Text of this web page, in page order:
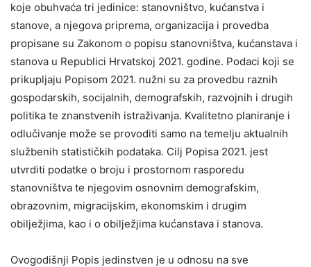
koje obuhvaća tri jedinice: stanovništvo, kućanstva i
stanove, a njegova priprema, organizacija i provedba
propisane su Zakonom o popisu stanovništva, kućanstava i
stanova u Republici Hrvatskoj 2021. godine. Podaci koji se
prikupljaju Popisom 2021. nužni su za provedbu raznih
gospodarskih, socijalnih, demografskih, razvojnih i drugih
politika te znanstvenih istraživanja. Kvalitetno planiranje i
odlučivanje može se provoditi samo na temelju aktualnih
službenih statističkih podataka. Cilj Popisa 2021. jest
utvrditi podatke o broju i prostornom rasporedu
stanovništva te njegovim osnovnim demografskim,
obrazovnim, migracijskim, ekonomskim i drugim
obilježjima, kao i o obilježjima kućanstava i stanova.
Ovogodišnji Popis jedinstven je u odnosu na sve